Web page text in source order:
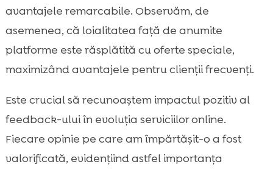
avantajele remarcabile. Observăm, de
asemenea, că loialitatea față de anumite
platforme este răsplătită cu oferte speciale,
maximizând avantajele pentru clienții frecvenți.
Este crucial să recunoaștem impactul pozitiv al
feedback-ului în evoluția serviciilor online.
Fiecare opinie pe care am împărtășit-o a fost
valorificată, evidențiind astfel importanța